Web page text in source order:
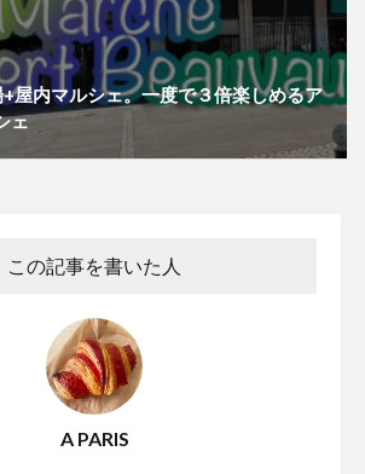
屋内マルシェ。一度で３倍楽しめるア
ェ
この記事を書いた人
A PARIS